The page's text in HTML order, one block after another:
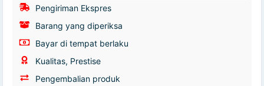
Pengiriman Ekspres
Barang yang diperiksa
Bayar di tempat berlaku
Kualitas, Prestise
Pengembalian produk